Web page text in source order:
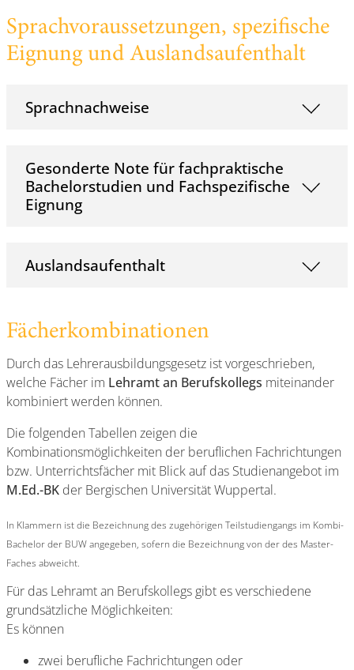
Sprachvoraussetzungen, spezifische
Eignung und Auslandsaufenthalt
Sprachnachweise
Gesonderte Note für fachpraktische
Bachelorstudien und Fachspezifische
Eignung
Auslandsaufenthalt
Fächerkombinationen
Durch das Lehrerausbildungsgesetz ist vorgeschrieben,
welche Fächer im Lehramt an Berufskollegs miteinander
kombiniert werden können.
Die folgenden Tabellen zeigen die
Kombinationsmöglichkeiten der beruflichen Fachrichtungen
bzw. Unterrichtsfächer mit Blick auf das Studienangebot im
M.Ed.-BK der Bergischen Universität Wuppertal.
In Klammern ist die Bezeichnung des zugehörigen Teilstudiengangs im Kombi-
Bachelor der BUW angegeben, sofern die Bezeichnung von der des Master-
Faches abweicht.
Für das Lehramt an Berufskollegs gibt es verschiedene
grundsätzliche Möglichkeiten:
Es können
zwei berufliche Fachrichtungen oder